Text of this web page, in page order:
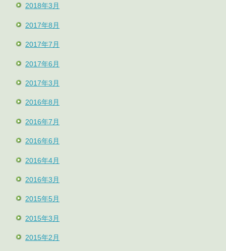
2018年3月
2017年8月
2017年7月
2017年6月
2017年3月
2016年8月
2016年7月
2016年6月
2016年4月
2016年3月
2015年5月
2015年3月
2015年2月